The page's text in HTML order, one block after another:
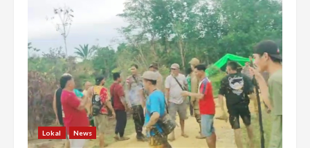
Vandering
Bengkayang,
Sopir
Meninggal
Dunia
Lokal News